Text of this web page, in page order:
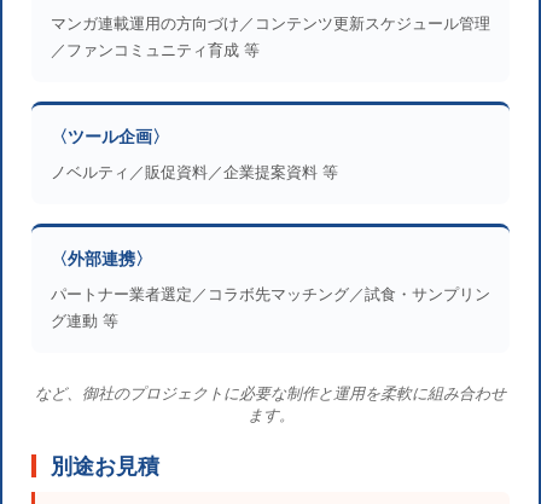
マンガ連載運用の方向づけ／コンテンツ更新スケジュール管理
／ファンコミュニティ育成 等
〈ツール企画〉
ノベルティ／販促資料／企業提案資料 等
〈外部連携〉
パートナー業者選定／コラボ先マッチング／試食・サンプリン
グ連動 等
など、御社のプロジェクトに必要な制作と運用を柔軟に組み合わせ
ます。
別途お見積